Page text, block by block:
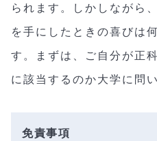
られます。しかしながら
を手にしたときの喜びは
す。まずは、ご自分が正
に該当するのか大学に問
免責事項